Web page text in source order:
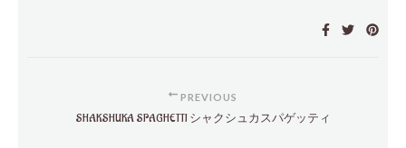
PREVIOUS
SHAKSHUKA SPAGHETTI シャクシュカスパゲッティ